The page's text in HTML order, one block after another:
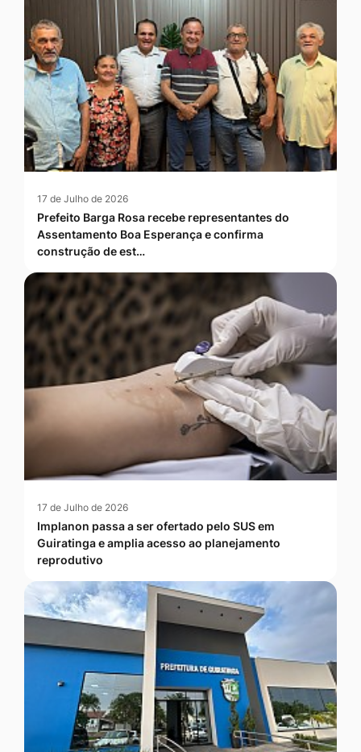
17 de Julho de 2026
Prefeito Barga Rosa recebe representantes do
Assentamento Boa Esperança e confirma
construção de est…
17 de Julho de 2026
Implanon passa a ser ofertado pelo SUS em
Guiratinga e amplia acesso ao planejamento
reprodutivo